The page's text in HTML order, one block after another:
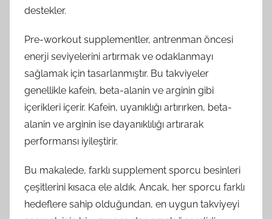
destekler.
Pre-workout supplementler, antrenman öncesi
enerji seviyelerini artırmak ve odaklanmayı
sağlamak için tasarlanmıştır. Bu takviyeler
genellikle kafein, beta-alanin ve arginin gibi
içerikleri içerir. Kafein, uyanıklığı artırırken, beta-
alanin ve arginin ise dayanıklılığı artırarak
performansı iyileştirir.
Bu makalede, farklı supplement sporcu besinleri
çeşitlerini kısaca ele aldık. Ancak, her sporcu farklı
hedeflere sahip olduğundan, en uygun takviyeyi